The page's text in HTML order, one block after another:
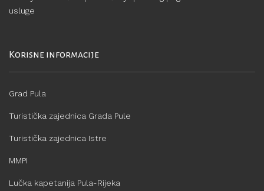
usluge
Korisne informacije
Grad Pula
Turistička zajednica Grada Pule
Turistička zajednica Istre
MMPI
Lučka kapetanija Pula-Rijeka